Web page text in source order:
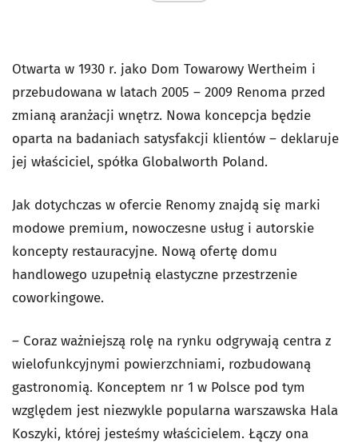
Otwarta w 1930 r. jako Dom Towarowy Wertheim i
przebudowana w latach 2005 – 2009 Renoma przed
zmianą aranżacji wnętrz. Nowa koncepcja będzie
oparta na badaniach satysfakcji klientów – deklaruje
jej właściciel, spółka Globalworth Poland.
Jak dotychczas w ofercie Renomy znajdą się marki
modowe premium, nowoczesne usług i autorskie
koncepty restauracyjne. Nową ofertę domu
handlowego uzupełnią elastyczne przestrzenie
coworkingowe.
– Coraz ważniejszą rolę na rynku odgrywają centra z
wielofunkcyjnymi powierzchniami, rozbudowaną
gastronomią. Konceptem nr 1 w Polsce pod tym
względem jest niezwykle popularna warszawska Hala
Koszyki, której jesteśmy właścicielem. Łączy ona